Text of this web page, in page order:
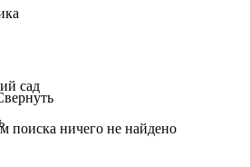
сад
поиска ничего не найдено